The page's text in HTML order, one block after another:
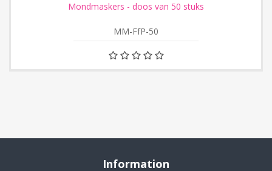
Mondmaskers - doos van 50 stuks
MM-FfP-50
Information